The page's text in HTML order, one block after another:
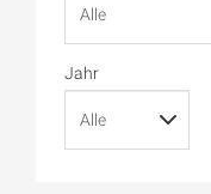
Jahr